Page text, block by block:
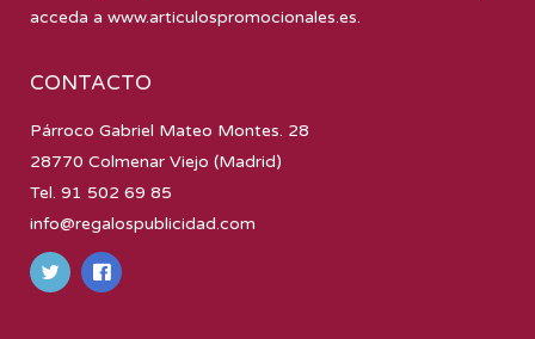
acceda a www.articulospromocionales.es.
CONTACTO
Párroco Gabriel Mateo Montes. 28
28770 Colmenar Viejo (Madrid)
Tel. 91 502 69 85
info@regalospublicidad.com